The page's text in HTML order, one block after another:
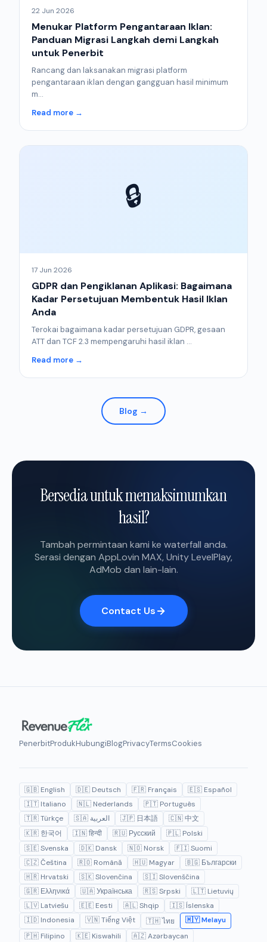
22 Jun 2026
Menukar Platform Pengantaraan Iklan:
Panduan Migrasi Langkah demi Langkah
untuk Penerbit
Rancang dan laksanakan migrasi platform
pengantaraan iklan dengan gangguan hasil minimum
m...
Read more →
🔒
17 Jun 2026
GDPR dan Pengiklanan Aplikasi: Bagaimana
Kadar Persetujuan Membentuk Hasil Iklan
Anda
Terokai bagaimana kadar persetujuan GDPR, gesaan
ATT dan TCF 2.3 mempengaruhi hasil iklan ...
Read more →
Blog →
Bersedia untuk memaksimumkan
hasil?
Tambah permintaan kami ke waterfall anda.
Serasi dengan AppLovin MAX, Unity LevelPlay,
AdMob dan lain-lain.
Contact Us
PenerbitProdukHubungiBlogPrivacyTermsCookies
🇬🇧 English 🇩🇪 Deutsch 🇫🇷 Français
🇪🇸 Español
🇮🇹 Italiano
🇳🇱 Nederlands
🇵🇹 Português
🇹🇷 Türkçe
🇸🇦 العربية 🇯🇵 日本語
🇨🇳 中文
🇰🇷 한국어
🇮🇳 हिन्दी 🇷🇺 Русский
🇵🇱 Polski
🇸🇪 Svenska
🇩🇰 Dansk 🇳🇴 Norsk
🇫🇮 Suomi
🇨🇿 Čeština
🇷🇴 Română 🇭🇺 Magyar
🇧🇬 Български
🇭🇷 Hrvatski
🇸🇰 Slovenčina
🇸🇮 Slovenščina
🇬🇷 Ελληνικά
🇺🇦 Українська 🇷🇸 Srpski
🇱🇹 Lietuvių
🇱🇻 Latviešu
🇪🇪 Eesti 🇦🇱 Shqip
🇮🇸 Íslenska
🇮🇩 Indonesia
🇻🇳 Tiếng Việt 🇹🇭 ไทย
🇲🇾 Melayu
🇵🇭 Filipino
🇰🇪 Kiswahili 🇦🇿 Azərbaycan